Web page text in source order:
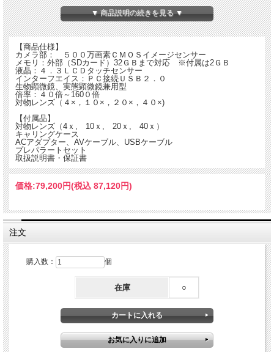
・メカニカルステージ搭載、付属のAVケーブルでTVに画面を出力可能になりまし
た。
・デュアルフォーカスにより細やかなピントの微調整が可能です。
・ＳＤカード2ＧＢ付属。別売りの単三電池4本で持ち運びも可能です。
※この品物はお取り寄せ品です。ご注文後納期のご連絡をいたします。
▼ 商品説明の続きを見る ▼
【商品仕様】
カメラ部： ５００万画素ＣＭＯＳイメージセンサー
メモリ：外部（SDカード）32ＧＢまで対応 ※付属は2ＧＢ
液晶：４．３ＬＣＤタッチセンサー
インターフエイス：ＰＣ接続ＵＳＢ２．０
生物顕微鏡、実態顕微鏡兼用型
倍率：４０倍～160０倍
対物レンズ（４×，１０×，２０×，４０×)
【付属品】
対物レンズ（4ｘ, 10ｘ, 20ｘ, 40ｘ）
キャリングケース
ACアダプター、AVケーブル、USBケーブル
プレパラートセット
取扱説明書・保証書
価格:79,200円(税込 87,120円)
注文
購入数： 個
在庫 ○